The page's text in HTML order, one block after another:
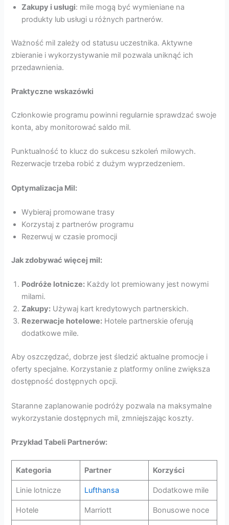
Zakupy i usługi: mile mogą być wymieniane na
produkty lub usługi u różnych partnerów.
Ważność mil zależy od statusu uczestnika. Aktywne
zbieranie i wykorzystywanie mil pozwala uniknąć ich
przedawnienia.
Praktyczne wskazówki
Członkowie programu powinni regularnie sprawdzać swoje
konta, aby monitorować saldo mil.
Punktualność to klucz do sukcesu szkoleń milowych.
Rezerwacje trzeba robić z dużym wyprzedzeniem.
Optymalizacja Mil:
Wybieraj promowane trasy
Korzystaj z partnerów programu
Rezerwuj w czasie promocji
Jak zdobywać więcej mil:
Podróże lotnicze: Każdy lot premiowany jest nowymi
milami.
Zakupy: Używaj kart kredytowych partnerskich.
Rezerwacje hotelowe: Hotele partnerskie oferują
dodatkowe mile.
Aby oszczędzać, dobrze jest śledzić aktualne promocje i
oferty specjalne. Korzystanie z platformy online zwiększa
dostępność dostępnych opcji.
Staranne zaplanowanie podróży pozwala na maksymalne
wykorzystanie dostępnych mil, zmniejszając koszty.
Przykład Tabeli Partnerów:
Kategoria Partner Korzyści
Linie lotnicze Lufthansa Dodatkowe mile
Hotele Marriott Bonusowe noce